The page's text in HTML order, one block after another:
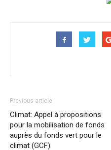
Previous article
Climat: Appel à propositions
pour la mobilisation de fonds
auprès du fonds vert pour le
climat (GCF)